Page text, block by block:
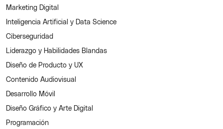
Marketing Digital
Inteligencia Artificial y Data Science
Ciberseguridad
Liderazgo y Habilidades Blandas
Diseño de Producto y UX
Contenido Audiovisual
Desarrollo Móvil
Diseño Gráfico y Arte Digital
Programación